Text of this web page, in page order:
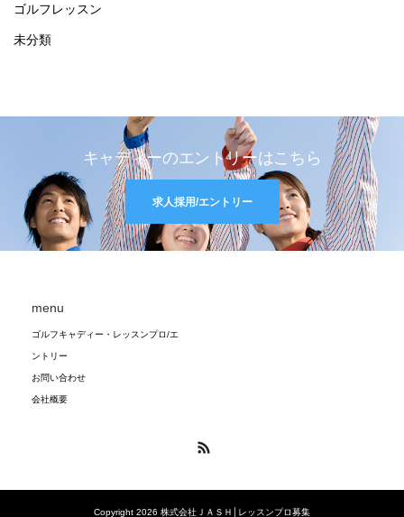
ゴルフレッスン
未分類
キャディーのエントリーはこちら
求人採用/エントリー
menu
ゴルフキャディー・レッスンプロ/エ
ントリー
お問い合わせ
会社概要
Copyright 2026 株式会社ＪＡＳＨ│レッスンプロ募集